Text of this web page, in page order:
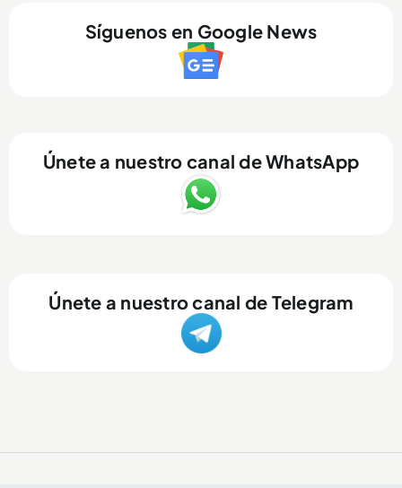
Síguenos en Google News
Únete a nuestro canal de WhatsApp
Únete a nuestro canal de Telegram